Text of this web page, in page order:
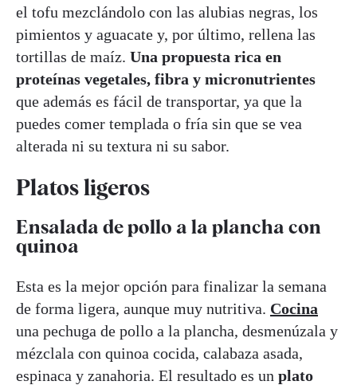
el tofu mezclándolo con las alubias negras, los
pimientos y aguacate y, por último, rellena las
tortillas de maíz. Una propuesta rica en
proteínas vegetales, fibra y micronutrientes
que además es fácil de transportar, ya que la
puedes comer templada o fría sin que se vea
alterada ni su textura ni su sabor.
Platos ligeros
Ensalada de pollo a la plancha con
quinoa
Esta es la mejor opción para finalizar la semana
de forma ligera, aunque muy nutritiva. Cocina
una pechuga de pollo a la plancha, desmenúzala y
mézclala con quinoa cocida, calabaza asada,
espinaca y zanahoria. El resultado es un plato